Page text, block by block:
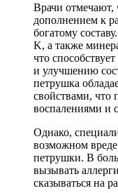
Врачи отмечают,
дополнением к
богатому
K, а также
что
и улучшению
петрушка
свойствами, что
воспалениями и
Однако,
возможном
петрушки. В
вызывать
сказываться на